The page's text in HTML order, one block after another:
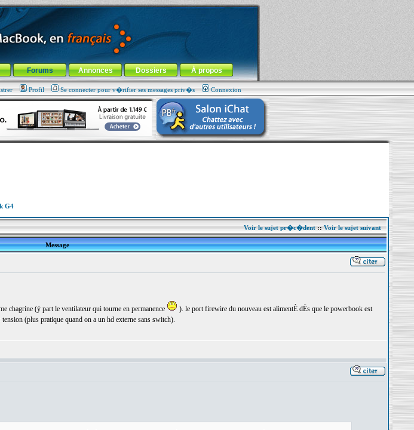
Forums Annonces Dossiers À propos
Profil Se connecter pour v�rifier ses messages priv�s Connexion
G4
Voir le sujet pr�c�dent::Voir le sujet suivant
Message
chagrine (ý part le ventilateur qui tourne en permanence
). le port firewire du nouveau est alimentÈ dËs que le powerbook est
(plus pratique quand on a un hd externe sans switch).